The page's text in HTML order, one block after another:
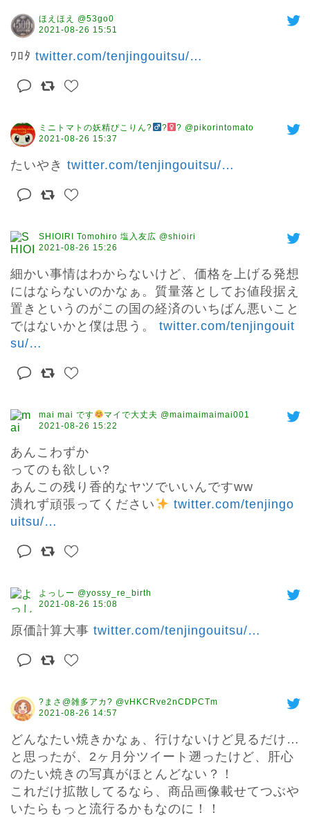
ほえほえ @53go0
2021-08-26 15:51
ﾜﾛﾀ twitter.com/tenjingouitsu/…
ミニトマトの妖精ぴこりん?‍ ?‍
? @pikorintomato
2021-08-26 15:37
たいやき twitter.com/tenjingouitsu/…
SHIOIRI Tomohiro 塩入友広 @shioiri
2021-08-26 15:26
細かい事情はわからないけど、価格を上げる発想
にはならないのかなぁ。質量落としてお値段据え
置きというのがこの国の経済のいちばん悪いこと
ではないかと僕は思う。 twitter.com/tenjingouit
su/…
mai mai です
マイで大丈夫 @maimaimaimai001
2021-08-26 15:22
あんこわずか
ってのも欲しい?
あんこの残り香的なヤツでいいんですww
潰れず頑張ってください
twitter.com/tenjingo
uitsu/…
よっしー @yossy_re_birth
2021-08-26 15:08
原価計算大事 twitter.com/tenjingouitsu/…
?まさ@雑多アカ? @vHKCRve2nCDPCTm
2021-08-26 14:57
どんなたい焼きかなぁ、行けないけど見るだけ…
と思ったが、2ヶ月分ツイート遡ったけど、肝心
のたい焼きの写真がほとんどない？！
これだけ拡散してるなら、商品画像載せてつぶや
いたらもっと流行るかもなのに！！